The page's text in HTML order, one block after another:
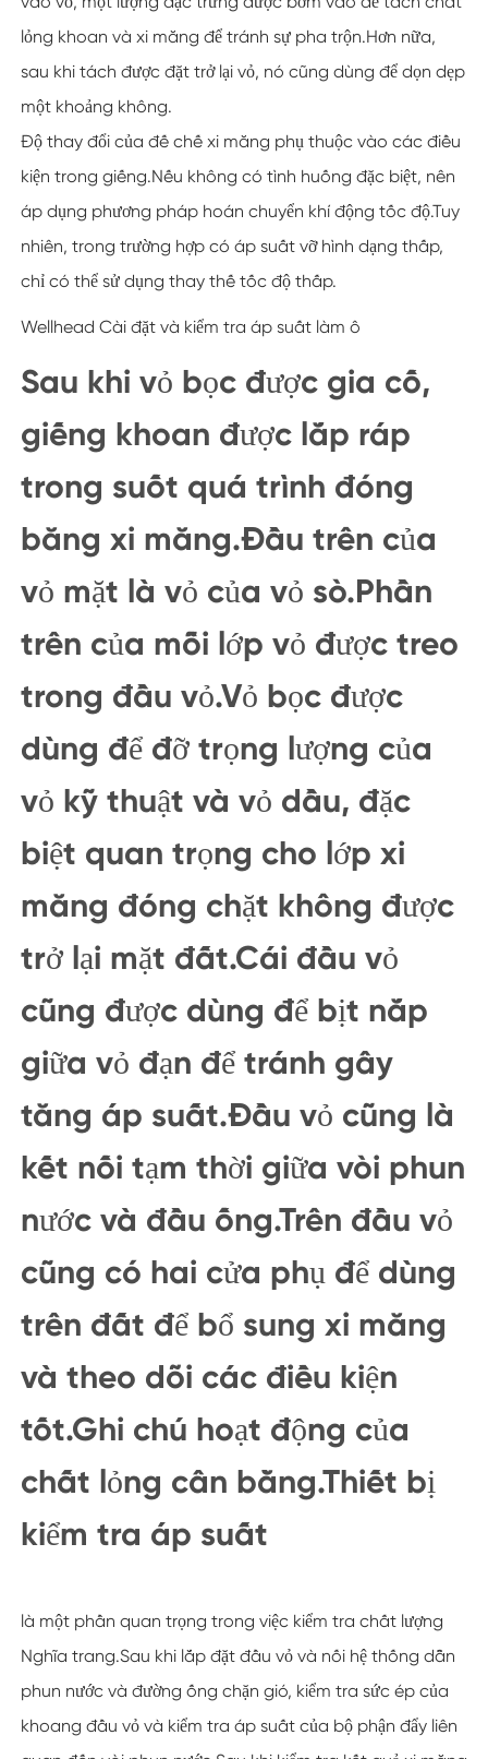
lỏng khoan và xi măng để tránh sự pha trộn.Hơn nữa,
sau khi tách được đặt trở lại vỏ, nó cũng dùng để dọn dẹp
một khoảng không.
Độ thay đổi của đế chế xi măng phụ thuộc vào các điều
kiện trong giếng.Nếu không có tình huống đặc biệt, nên
áp dụng phương pháp hoán chuyển khí động tốc độ.Tuy
nhiên, trong trường hợp có áp suất vỡ hình dạng thấp,
chỉ có thể sử dụng thay thế tốc độ thấp.
Wellhead Cài đặt và kiểm tra áp suất làm ô
Sau khi vỏ bọc được gia cố,
giếng khoan được lắp ráp
trong suốt quá trình đóng
băng xi măng.Đầu trên của
vỏ mặt là vỏ của vỏ sò.Phần
trên của mỗi lớp vỏ được treo
trong đầu vỏ.Vỏ bọc được
dùng để đỡ trọng lượng của
vỏ kỹ thuật và vỏ dầu, đặc
biệt quan trọng cho lớp xi
măng đóng chặt không được
trở lại mặt đất.Cái đầu vỏ
cũng được dùng để bịt nắp
giữa vỏ đạn để tránh gây
tăng áp suất.Đầu vỏ cũng là
kết nối tạm thời giữa vòi phun
nước và đầu ống.Trên đầu vỏ
cũng có hai cửa phụ để dùng
trên đất để bổ sung xi măng
và theo dõi các điều kiện
tốt.Ghi chú hoạt động của
chất lỏng cân bằng.Thiết bị
kiểm tra áp suất
là một phần quan trọng trong việc kiểm tra chất lượng
Nghĩa trang.Sau khi lắp đặt đầu vỏ và nối hệ thống dẫn
phun nước và đường ống chặn gió, kiểm tra sức ép của
khoang đầu vỏ và kiểm tra áp suất của bộ phận đẩy liên